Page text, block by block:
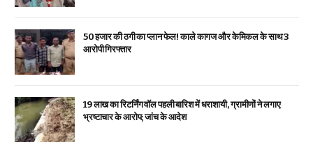
₹50 हजार की ठगी का प्लान फेल! काले कागज और केमिकल के साथ 3
आरोपी गिरफ्तार
19 लाख का रिटर्निंग वॉल पहली बारिश में धराशायी, ग्रामीणों ने लगाए
भ्रष्टाचार के आरोप; जांच के आदेश